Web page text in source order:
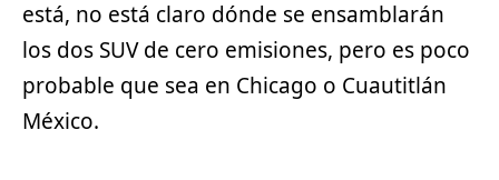
está, no está claro dónde se ensamblarán
los dos SUVde cero emisiones, pero es poco
probable que sea en Chicago o Cuautitlán
México.